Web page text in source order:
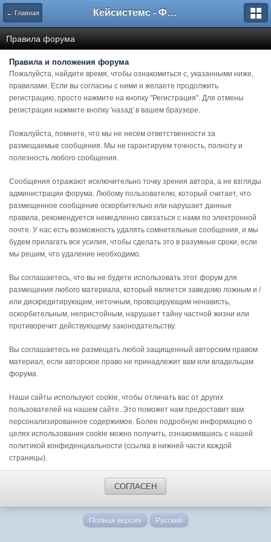
← Главная Кейсистемс - Форумы
Правила форума
Правила и положения форума
Пожалуйста, найдите время, чтобы ознакомиться с, указанными ниже,
правилами. Если вы согласны с ними и желаете продолжить
регистрацию, просто нажмите на кнопку "Регистрация". Для отмены
регистрации нажмите кнопку 'назад' в вашем браузере.
Пожалуйста, помните, что мы не несем ответственности за
размещаемые сообщения. Мы не гарантируем точность, полноту и
полезность любого сообщения.
Сообщения отражают исключительно точку зрения автора, а не взгляды
администрации форума. Любому пользователю, который считает, что
размещенное сообщение оскорбительно или нарушает данные
правила, рекомендуется немедленно связаться с нами по электронной
почте. У нас есть возможность удалять сомнительные сообщения, и мы
будем прилагать все усилия, чтобы сделать это в разумные сроки, если
мы решим, что удаление необходимо.
Вы соглашаетесь, что вы не будете использовать этот форум для
размещения любого материала, который является заведомо ложным и /
или дискредитирующим, неточным, провоцирующим ненависть,
оскорбительным, непристойным, нарушает тайну частной жизни или
противоречит действующему законодательству.
Вы соглашаетесь не размещать любой защищенный авторским правом
материал, если авторское право не принадлежит вам или владельцам
форума.
Наши сайты используют cookie, чтобы отличать вас от других
пользователей на нашем сайте. Это поможет нам предоставит вам
персонализированное содержимое. Более подробную информацию о
целях использования cookie можно получить, ознакомившись с нашей
политикой конфиденциальности (ссылка в нижней части каждой
страницы).
СОГЛАСЕН
Полная версия Русский